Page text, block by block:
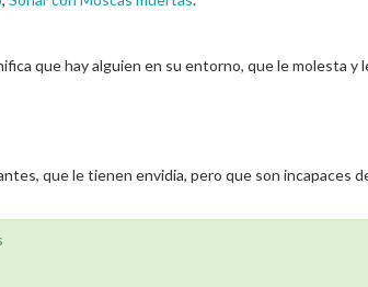
que hay alguien en su entorno, que le molesta
que le tienen envidia, pero que son incapaces